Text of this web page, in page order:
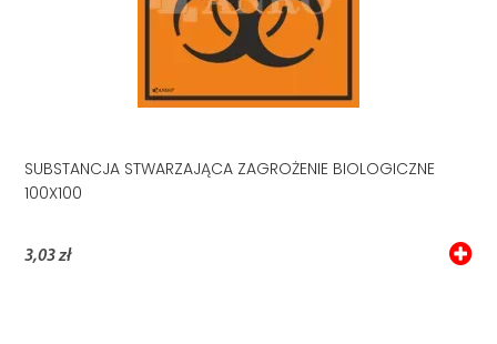
SUBSTANCJA STWARZAJĄCA ZAGROŻENIE BIOLOGICZNE
100X100
3,03 zł